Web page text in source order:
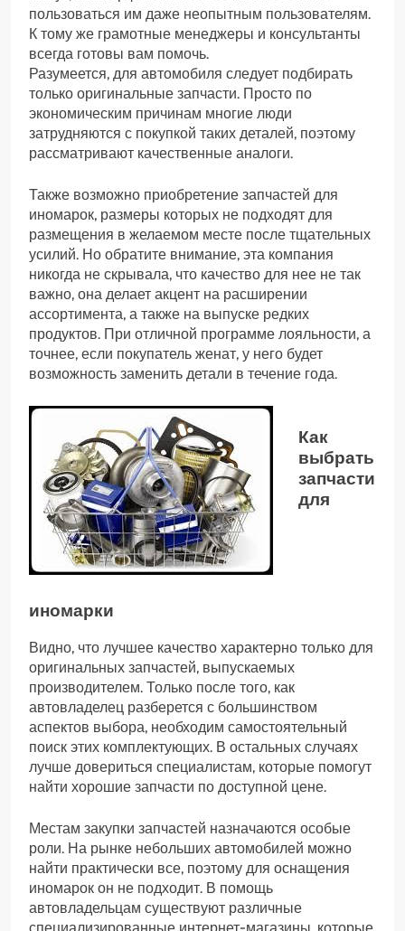
пользоваться им даже неопытным пользователям.
К тому же грамотные менеджеры и консультанты
всегда готовы вам помочь.
Разумеется, для автомобиля следует подбирать
только оригинальные запчасти. Просто по
экономическим причинам многие люди
затрудняются с покупкой таких деталей, поэтому
рассматривают качественные аналоги.
Также возможно приобретение запчастей для
иномарок, размеры которых не подходят для
размещения в желаемом месте после тщательных
усилий. Но обратите внимание, эта компания
никогда не скрывала, что качество для нее не так
важно, она делает акцент на расширении
ассортимента, а также на выпуске редких
продуктов. При отличной программе лояльности, а
точнее, если покупатель женат, у него будет
возможность заменить детали в течение года.
Как
выбрать
запчасти
для
иномарки
Видно, что лучшее качество характерно только для
оригинальных запчастей, выпускаемых
производителем. Только после того, как
автовладелец разберется с большинством
аспектов выбора, необходим самостоятельный
поиск этих комплектующих. В остальных случаях
лучше довериться специалистам, которые помогут
найти хорошие запчасти по доступной цене.
Местам закупки запчастей назначаются особые
роли. На рынке небольших автомобилей можно
найти практически все, поэтому для оснащения
иномарок он не подходит. В помощь
автовладельцам существуют различные